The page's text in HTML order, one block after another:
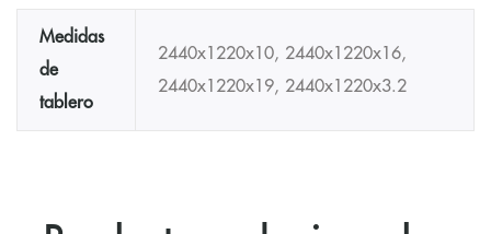
Medidas
de
tablero
2440x1220x10, 2440x1220x16,
2440x1220x19, 2440x1220x3.2